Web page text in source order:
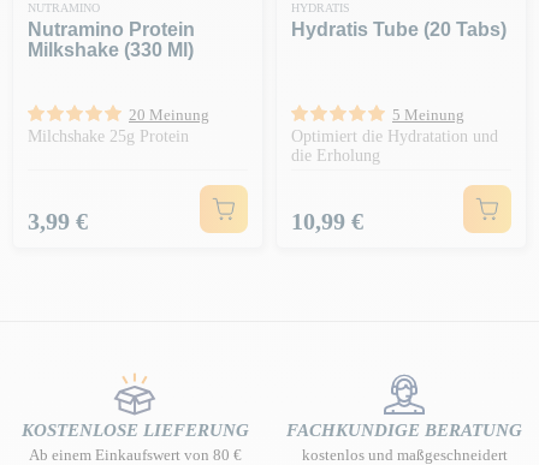
NUTRAMINO
Nutramino Protein
Milkshake (330 Ml)
20 Meinung
Milchshake 25g Protein
Preis
3,99 €
HYDRATIS
Hydratis Tube (20 Tabs)
5 Meinung
Optimiert die Hydratation und
die Erholung
Preis
10,99 €
KOSTENLOSE LIEFERUNG
Ab einem Einkaufswert von 80 €
FACHKUNDIGE BERATUNG
kostenlos und maßgeschneidert